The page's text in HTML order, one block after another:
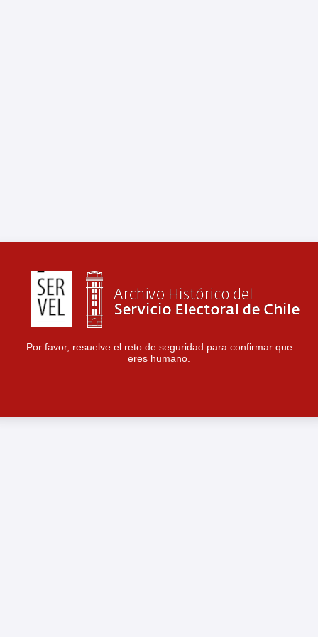
Por favor, resuelve el reto de seguridad para confirmar que
eres humano.